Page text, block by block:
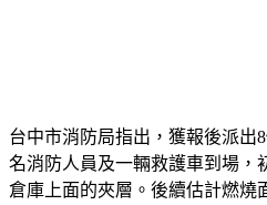
台中市消防局指出，獲報後派出
名消防人員及一輛救護車到場，
倉庫上面的夾層。後續估計燃燒